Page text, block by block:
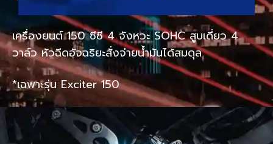
เครื่องยนต์ 150 ซีซี 4 จังหวะ SOHC สูบเดี่ยว 4
วาล์ว หัวฉีดอัจฉริยะสั่งจ่ายน้ำมันได้สมดุล
*เฉพาะรุ่น Exciter 150